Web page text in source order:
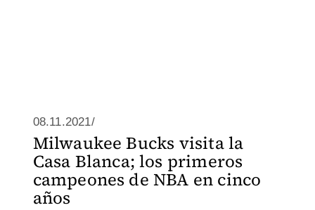
08.11.2021/
Milwaukee Bucks visita la
Casa Blanca; los primeros
campeones de NBA en cinco
años